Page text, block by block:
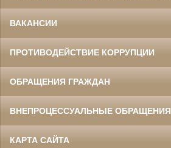
ВАКАНСИИ
ПРОТИВОДЕЙСТВИЕ КОРРУПЦИИ
ОБРАЩЕНИЯ ГРАЖДАН
ВНЕПРОЦЕССУАЛЬНЫЕ ОБРАЩЕНИЯ
КАРТА САЙТА